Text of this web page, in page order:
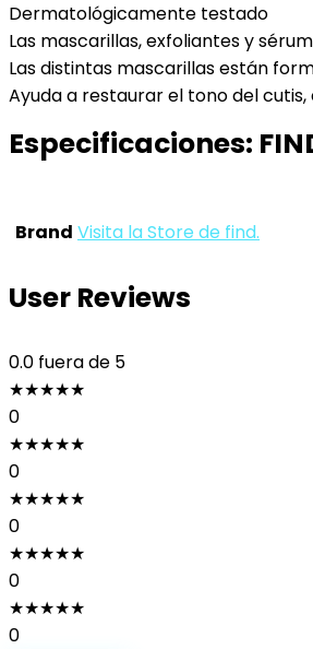
Dermatológicamente testado
Las mascarillas, exfoliantes y
Las distintas mascarillas están
Ayuda a restaurar el tono del
Especificaciones:
Brand Visita la Store de find.
User Reviews
0.0 fuera de 5
★★★★★
0
★★★★★
0
★★★★★
0
★★★★★
0
★★★★★
0